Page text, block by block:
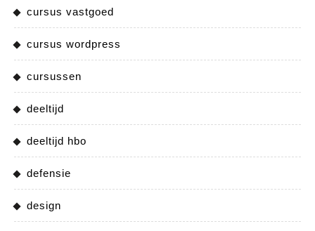
cursus vastgoed
cursus wordpress
cursussen
deeltijd
deeltijd hbo
defensie
design